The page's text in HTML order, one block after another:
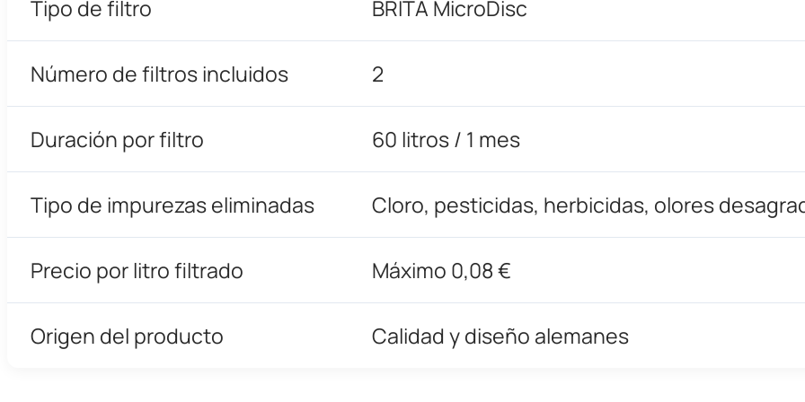
Tipo de filtro BRITA MicroDisc
Número de filtros incluidos 2
Duración por filtro 60 litros / 1 mes
Tipo de impurezas eliminadas Cloro, pesticidas, herbicidas, olores
Precio por litro filtrado Máximo 0,08 €
Origen del producto Calidad y diseño alemanes